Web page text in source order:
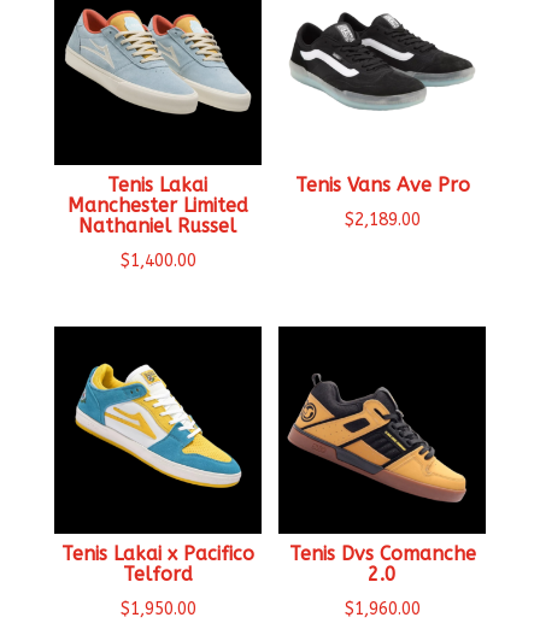
Tenis Lakai
Manchester Limited
Nathaniel Russel
$1,400.00
Tenis Vans Ave Pro
$2,189.00
Tenis Lakai x Pacifico
Telford
$1,950.00
Tenis Dvs Comanche
2.0
$1,960.00